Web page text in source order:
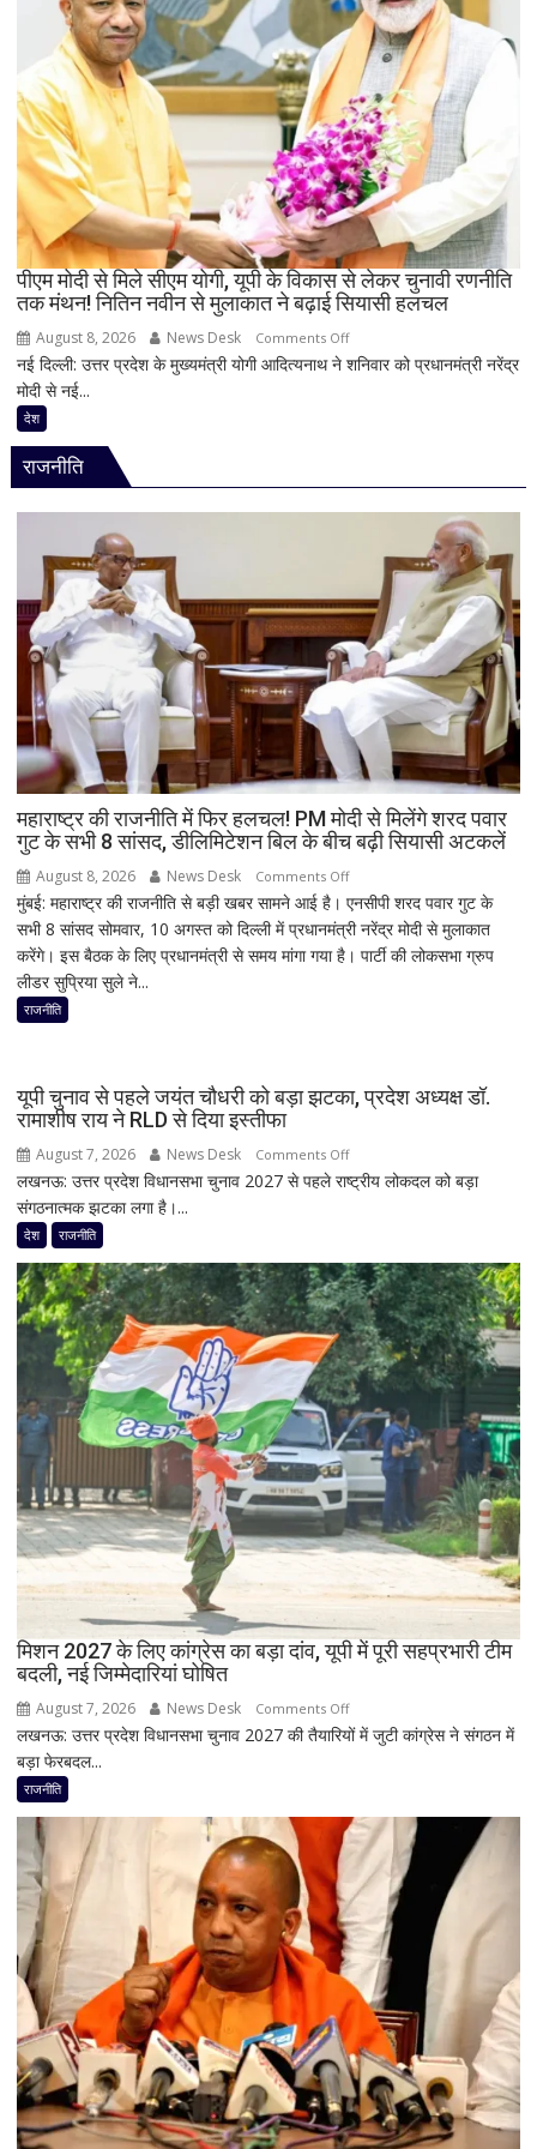
बूलोस?
बारिश
के
बीच
हाउसबोट
से
लिया
बैकवॉटर
का
आनंद
पीएम मोदी से मिले सीएम योगी, यूपी के विकास से लेकर चुनावी रणनीति
तक मंथन! नितिन नवीन से मुलाकात ने बढ़ाई सियासी हलचल
August 8, 2026 News Desk Comments Offon
पीएम
से
लेकर
चुनावी
रणनीति
तक
मंथन!
नितिन
नवीन
से
मुलाकात
सियासी
हलचल
नई दिल्ली: उत्तर प्रदेश के मुख्यमंत्री योगी आदित्यनाथ ने शनिवार को प्रधानमंत्री नरेंद्र
मोदी से नई...
देश
राजनीति
महाराष्ट्र की राजनीति में फिर हलचल! PM मोदी से मिलेंगे शरद पवार
गुट के सभी 8 सांसद, डीलिमिटेशन बिल के बीच बढ़ी सियासी अटकलें
August 8, 2026 News Desk Comments Offon
महाराष्ट्र
की
राजनीति
से
पवार
सभी
8
सांसद,
डीलिमिटेशन
बिल
के
बीच
बढ़ी
सियासी
अटकलें
मुंबई: महाराष्ट्र की राजनीति से बड़ी खबर सामने आई है। एनसीपी शरद पवार गुट के
सभी 8 सांसद सोमवार, 10 अगस्त को दिल्ली में प्रधानमंत्री नरेंद्र मोदी से मुलाकात
करेंगे। इस बैठक के लिए प्रधानमंत्री से समय मांगा गया है। पार्टी की लोकसभा ग्रुप
लीडर सुप्रिया सुले ने...
राजनीति
यूपी चुनाव से पहले जयंत चौधरी को बड़ा झटका, प्रदेश अध्यक्ष डॉ.
रामाशीष राय ने RLD से दिया इस्तीफा
August 7, 2026 News Desk Comments Offon
यूपी
पहले
जयंत
चौधरी
को
बड़ा
झटका,
प्रदेश
अध्यक्ष
डॉ.
रामाशीष
राय
ने
से
दिया
इस्तीफा
लखनऊ: उत्तर प्रदेश विधानसभा चुनाव 2027 से पहले राष्ट्रीय लोकदल को बड़ा
संगठनात्मक झटका लगा है।...
देश राजनीति
मिशन 2027 के लिए कांग्रेस का बड़ा दांव, यूपी में पूरी सहप्रभारी टीम
बदली, नई जिम्मेदारियां घोषित
August 7, 2026 News Desk Comments Offon
मिशन
लिए
कांग्रेस
का
बड़ा
दांव,
यूपी
में
पूरी
सहप्रभारी
टीम
बदली,
नई
जिम्मेदारियां
लखनऊ: उत्तर प्रदेश विधानसभा चुनाव 2027 की तैयारियों में जुटी कांग्रेस ने संगठन में
बड़ा फेरबदल...
राजनीति